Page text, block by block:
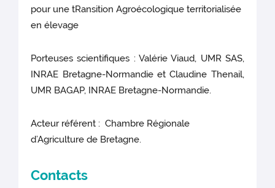
pour une tRansition Agroécologique territorialisée
en élevage
Porteuses scientifiques : Valérie Viaud, UMR SAS,
INRAE Bretagne-Normandie et Claudine Thenail,
UMR BAGAP, INRAE Bretagne-Normandie.
Acteur référent : Chambre Régionale
d’Agriculture de Bretagne.
Contacts